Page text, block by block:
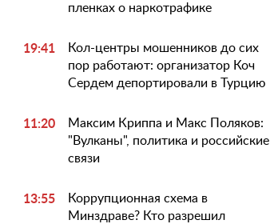
пленках о наркотрафике
19:41
Кол-центры мошенников до сих
пор работают: организатор Коч
Сердем депортировали в Турцию
11:20
Максим Криппа и Макс Поляков:
"Вулканы", политика и российские
связи
13:55
Коррупционная схема в
Минздраве? Кто разрешил